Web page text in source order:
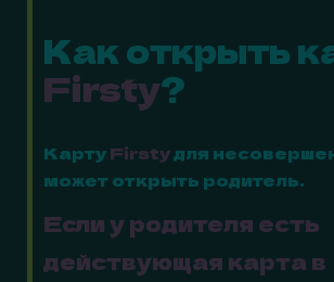
Как открыть
Firsty?
КартуFirstyдля
может открыть родитель.
Если у родителя есть
действующая карта в